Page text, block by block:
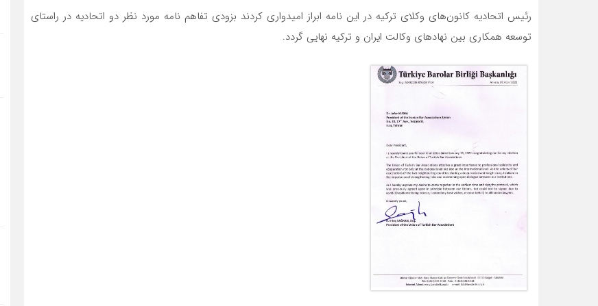
رئیس اتحادیه کانون‌های وکلای ترکیه در این نامه ابراز امیدواری کردند بزودی تفاهم نامه مورد نظر دو اتحادیه در راستای
توسعه همکاری بین نهادهای وکالت ایران و ترکیه نهایی گردد.